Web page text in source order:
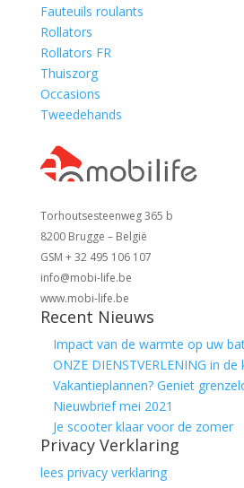
Fauteuils roulants
Rollators
Rollators FR
Thuiszorg
Occasions
Tweedehands
Torhoutsesteenweg 365 b
8200 Brugge – België
GSM + 32 495 106 107
info@mobi-life.be
www.mobi-life.be
Recent Nieuws
Impact van de warmte op uw
ONZE DIENSTVERLENING in de
Vakantieplannen? Geniet
Nieuwbrief mei 2021
Je scooter klaar voor de zomer
Privacy Verklaring
lees privacy verklaring